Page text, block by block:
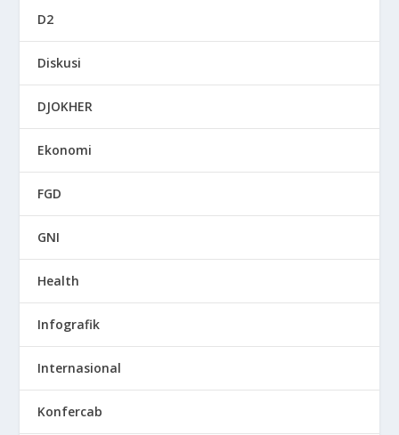
D2
Diskusi
DJOKHER
Ekonomi
FGD
GNI
Health
Infografik
Internasional
Konfercab